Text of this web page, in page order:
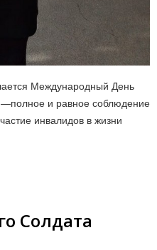
Международный День
и равное соблюдение
инвалидов в жизни
Солдата